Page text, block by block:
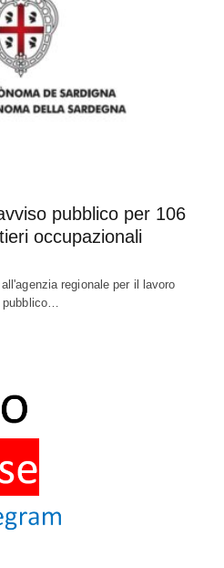
pubblico per 106
occupazionali
regionale per il lavoro